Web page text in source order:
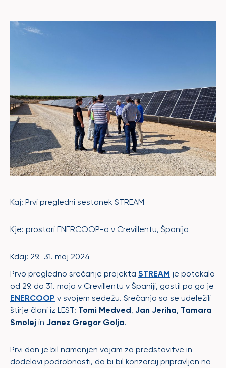
Kaj: Prvi pregledni sestanek STREAM
Kje: prostori ENERCOOP-a v Crevillentu, Španija
Kdaj: 29.-31. maj 2024
Prvo pregledno srečanje projekta STREAM je potekalo
od 29. do 31. maja v Crevillentu v Španiji, gostil pa ga je
ENERCOOP v svojem sedežu. Srečanja so se udeležili
štirje člani iz LEST: Tomi Medved, Jan Jeriha, Tamara
Smolej in Janez Gregor Golja.
Prvi dan je bil namenjen vajam za predstavitve in
dodelavi podrobnosti, da bi bil konzorcij pripravljen na